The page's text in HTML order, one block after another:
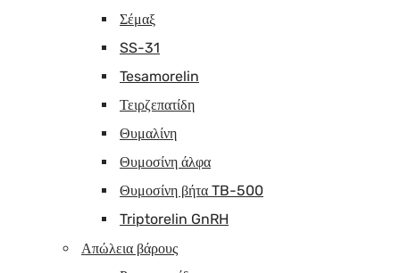
Σέμαξ
SS-31
Tesamorelin
Τειρζεπατίδη
Θυμαλίνη
Θυμοσίνη άλφα
Θυμοσίνη βήτα TB-500
Triptorelin GnRH
Απώλεια βάρους